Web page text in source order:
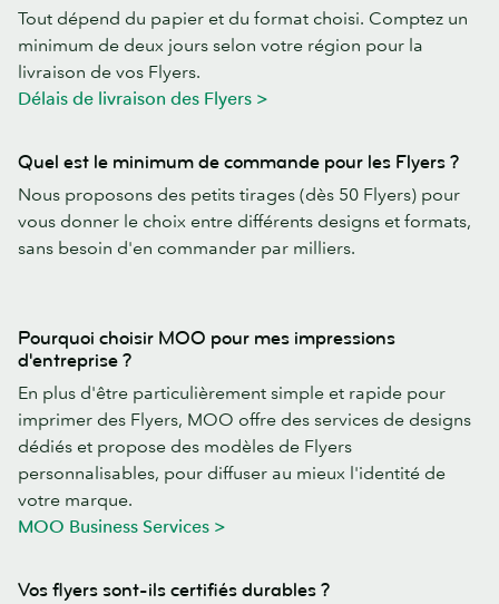
Tout dépend du papier et du format choisi. Comptez un
minimum de deux jours selon votre région pour la
livraison de vos Flyers.
Délais de livraison des Flyers >
Quel est le minimum de commande pour les Flyers ?
Nous proposons des petits tirages (dès 50 Flyers) pour
vous donner le choix entre différents designs et formats,
sans besoin d'en commander par milliers.
Pourquoi choisir MOO pour mes impressions
d'entreprise ?
En plus d'être particulièrement simple et rapide pour
imprimer des Flyers, MOO offre des services de designs
dédiés et propose des modèles de Flyers
personnalisables, pour diffuser au mieux l'identité de
votre marque.
MOO Business Services >
Vos flyers sont-ils certifiés durables ?